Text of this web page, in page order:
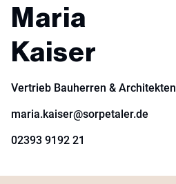
Maria
Kaiser
Vertrieb Bauherren & Architekten
maria.kaiser@sorpetaler.de
02393 9192 21